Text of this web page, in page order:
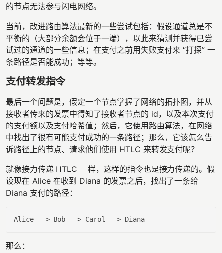
的节点无法参与闪电网络。
当前，改进路由算法最新的一些尝试包括：假设通道总是不
平衡的（大部分余额会位于一端），以此来猜测并获得已尝
试过的通道的一些信息；在支付之前用失败支付来 “打探” 一
条路径是否能成功；等等。
支付转发指令
最后一个问题是，假定一个节点掌握了网络的拓扑图，并从
接收者传来的发票中得知了接收者节点的 id，以及本次支付
的支付额以及支付哈希值；然后，它使用路由算法，在网络
中找出了很有可能支付成功的一条路径；那么，它该怎么告
诉路径上的节点、请求他们使用 HTLC 来转发支付呢？
就像接力传递 HTLC 一样，这样的指令也是接力传递的。假
设现在 Alice 在收到 Diana 的发票之后，找出了一条给
Diana 支付的路径：
Alice
那么：